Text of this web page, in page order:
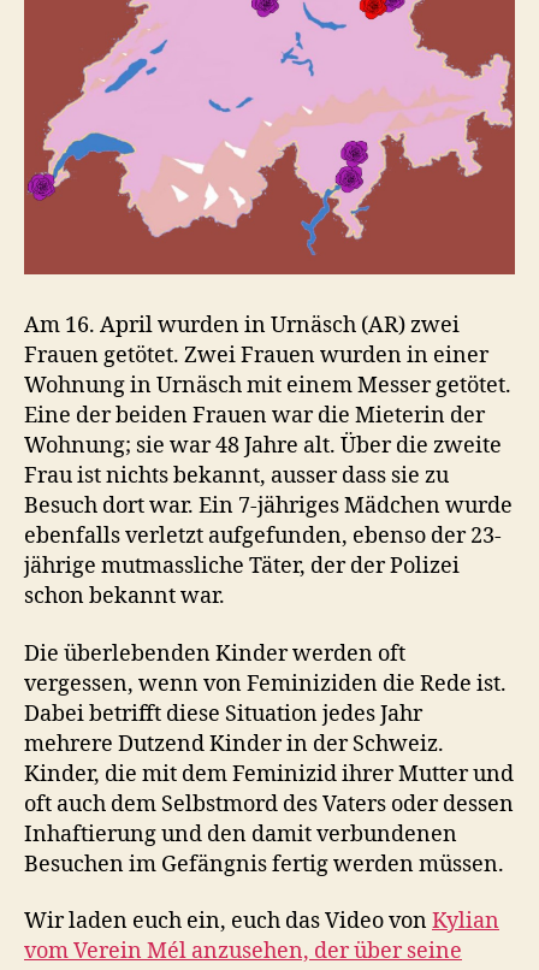
Am 16. April wurden in Urnäsch (AR) zwei
Frauen getötet. Zwei Frauen wurden in einer
Wohnung in Urnäsch mit einem Messer getötet.
Eine der beiden Frauen war die Mieterin der
Wohnung; sie war 48 Jahre alt. Über die zweite
Frau ist nichts bekannt, ausser dass sie zu
Besuch dort war. Ein 7-jähriges Mädchen wurde
ebenfalls verletzt aufgefunden, ebenso der 23-
jährige mutmassliche Täter, der der Polizei
schon bekannt war.
Die überlebenden Kinder werden oft
vergessen, wenn von Feminiziden die Rede ist.
Dabei betrifft diese Situation jedes Jahr
mehrere Dutzend Kinder in der Schweiz.
Kinder, die mit dem Feminizid ihrer Mutter und
oft auch dem Selbstmord des Vaters oder dessen
Inhaftierung und den damit verbundenen
Besuchen im Gefängnis fertig werden müssen.
Wir laden euch ein, euch das Video vonKylian
vom Verein Mél anzusehen, der über seine